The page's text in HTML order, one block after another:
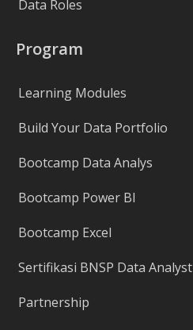
Data Roles
Program
Learning Modules
Build Your Data Portfolio
Bootcamp Data Analys
Bootcamp Power BI
Bootcamp Excel
Sertifikasi BNSP Data Analyst
Partnership